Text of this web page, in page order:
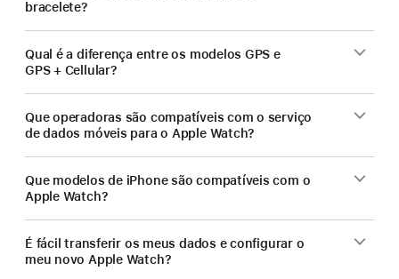
bracelete?
Qual é a diferença entre os modelos GPS e
GPS + Cellular?
Que operadoras são compatíveis com o serviço
de dados móveis para o Apple Watch?
Que modelos de iPhone são compatíveis com o
Apple Watch?
É fácil transferir os meus dados e configurar o
meu novo Apple Watch?